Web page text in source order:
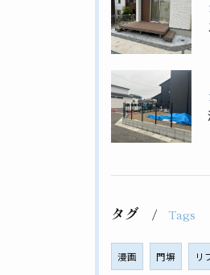
タグ Tags
漫画 門塀 リ